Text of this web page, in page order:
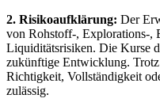
2. Risikoaufklärung: Der
von Rohstoff-, Explorations-,
Liquiditätsrisiken. Die Kurse
zukünftige Entwicklung. Trotz
Richtigkeit, Vollständigkeit
zulässig.